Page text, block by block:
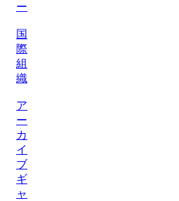
ー
国
際
組
織
ア
ー
カ
イ
ブ
ギ
ャ